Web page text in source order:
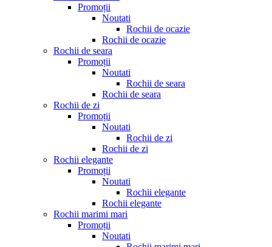
Promoții
Noutati
Rochii de ocazie
Rochii de ocazie
Rochii de seara
Promoții
Noutati
Rochii de seara
Rochii de seara
Rochii de zi
Promoții
Noutati
Rochii de zi
Rochii de zi
Rochii elegante
Promoții
Noutati
Rochii elegante
Rochii elegante
Rochii marimi mari
Promoții
Noutati